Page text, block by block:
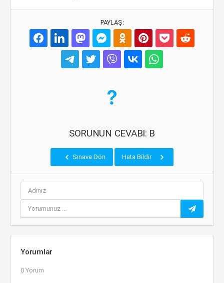
PAYLAŞ:
SORUNUN CEVABI: B
Sınava Dön Hata Bildir
Yorumlar
0 Yorum